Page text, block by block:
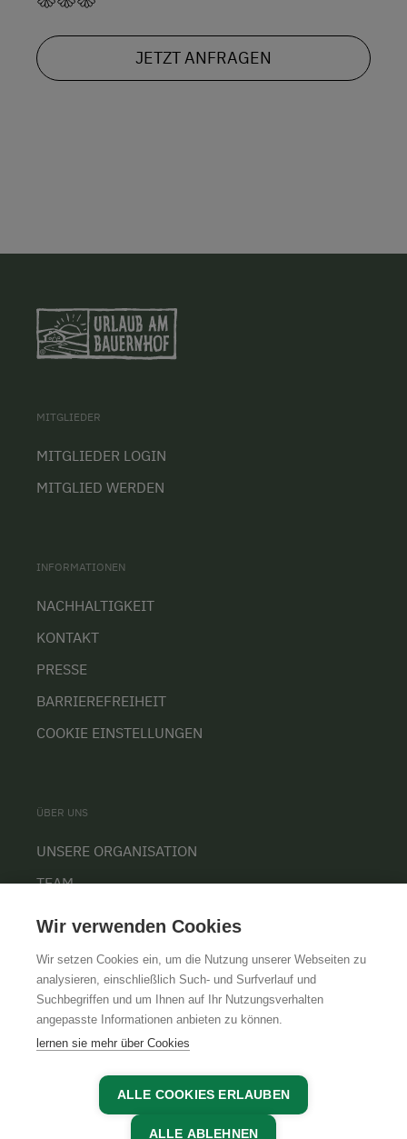
JETZT ANFRAGEN
MITGLIEDER
MITGLIEDER LOGIN
MITGLIED WERDEN
INFORMATIONEN
NACHHALTIGKEIT
KONTAKT
PRESSE
BARRIEREFREIHEIT
COOKIE EINSTELLUNGEN
ÜBER UNS
UNSERE ORGANISATION
TEAM
KARRIERE
AGBIMPRESSUMDATENSCHUTZ
Wir verwenden Cookies
Wir setzen Cookies ein, um die Nutzung unserer Webseiten zu
analysieren, einschließlich Such- und Surfverlauf und
Suchbegriffen und um Ihnen auf Ihr Nutzungsverhalten
angepasste Informationen anbieten zu können.
lernen sie mehr über Cookies
ALLE COOKIES ERLAUBEN
ALLE ABLEHNEN